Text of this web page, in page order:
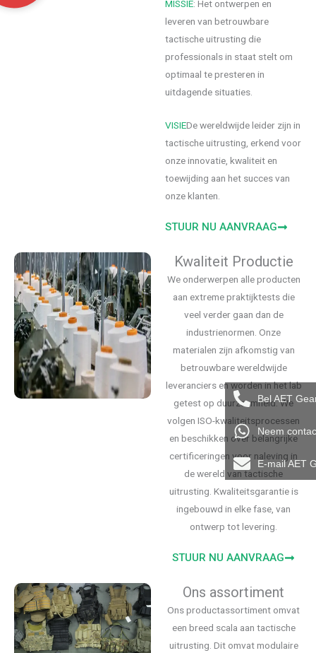
MISSIE: Het ontwerpen en
leveren van betrouwbare
tactische uitrusting die
professionals in staat stelt om
optimaal te presteren in
uitdagende situaties.
VISIEDe wereldwijde leider zijn in
tactische uitrusting, erkend voor
onze innovatie, kwaliteit en
toewijding aan het succes van
onze klanten.
STUUR NU AANVRAAG
Kwaliteit Productie
We onderwerpen alle producten
aan extreme praktijktests die
veel verder gaan dan de
industrienormen. Onze
materialen zijn afkomstig van
betrouwbare wereldwijde
leveranciers en worden in het lab
getest op duurzaamheid. We
volgen ISO-kwaliteitsprocessen
en beschikken over belangrijke
certificeringen voor naleving in
de wereld van tactische
uitrusting. Kwaliteitsgarantie is
ingebouwd in elke fase, van
ontwerp tot levering.
STUUR NU AANVRAAG
Ons assortiment
Ons productassortiment omvat
een breed scala aan tactische
uitrusting. Dit omvat modulaire
Bel AET
Neem
E-mail AET